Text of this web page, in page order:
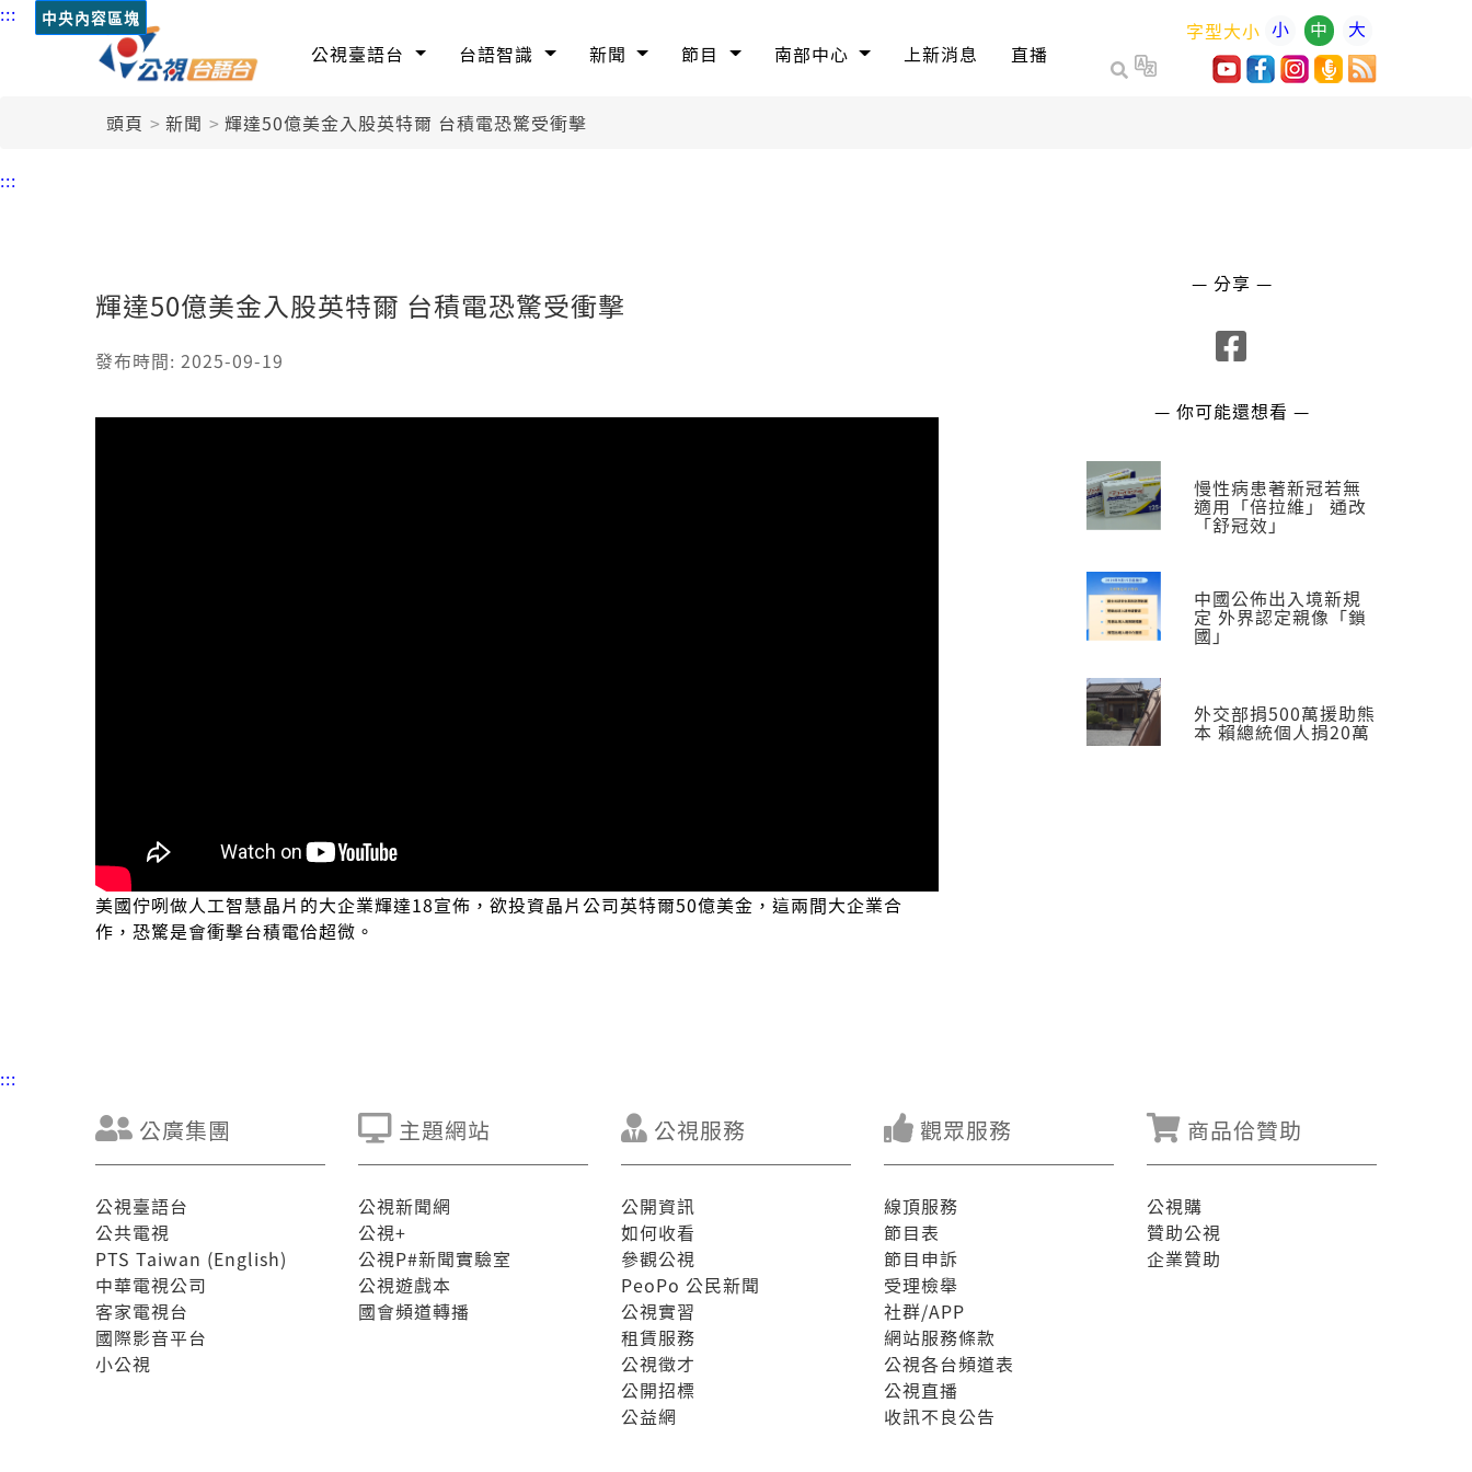
::: 中央內容區塊
公視臺語台 台語智識 新聞 節目 南部中心 上新消息 直播
字型大小 小 中 大
頭頁 新聞 輝達50億美金入股英特爾 台積電恐驚受衝擊
:::
輝達50億美金入股英特爾 台積電恐驚受衝擊
發布時間: 2025-09-19
美國佇咧做人工智慧晶片的大企業輝達18宣佈，欲投資晶片公司英特爾50億美金，這兩間大企業合
作，恐驚是會衝擊台積電佮超微。
— 分享 —
— 你可能還想看 —
慢性病患著新冠若無
適用「倍拉維」 通改
「舒冠效」
中國公佈出入境新規
定 外界認定親像「鎖
國」
外交部捐500萬援助熊
本 賴總統個人捐20萬
:::
公廣集團
公視臺語台
公共電視
PTS Taiwan (English)
中華電視公司
客家電視台
國際影音平台
小公視
主題網站
公視新聞網
公視+
公視P#新聞實驗室
公視遊戲本
國會頻道轉播
公視服務
公開資訊
如何收看
參觀公視
PeoPo 公民新聞
公視實習
租賃服務
公視徵才
公開招標
公益網
觀眾服務
線頂服務
節目表
節目申訴
受理檢舉
社群/APP
網站服務條款
公視各台頻道表
公視直播
收訊不良公告
商品佮贊助
公視購
贊助公視
企業贊助